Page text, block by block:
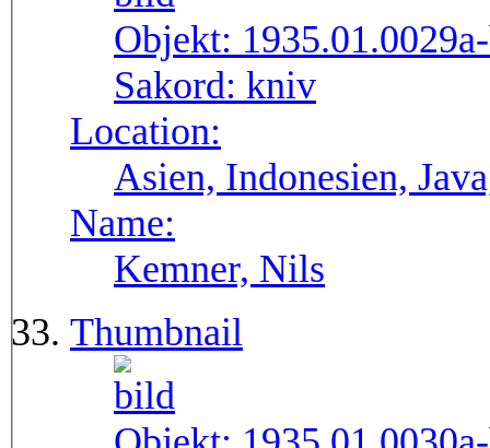
Objekt:
Sakord: kniv
Location:
Asien, Indonesien,
Name:
Kemner, Nils
Thumbnail